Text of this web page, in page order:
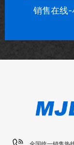
销售在线-